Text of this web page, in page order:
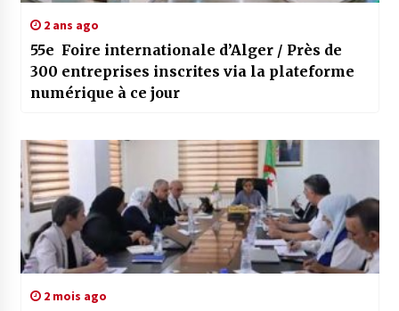
2 ans ago
55e Foire internationale d’Alger / Près de
300 entreprises inscrites via la plateforme
numérique à ce jour
2 mois ago